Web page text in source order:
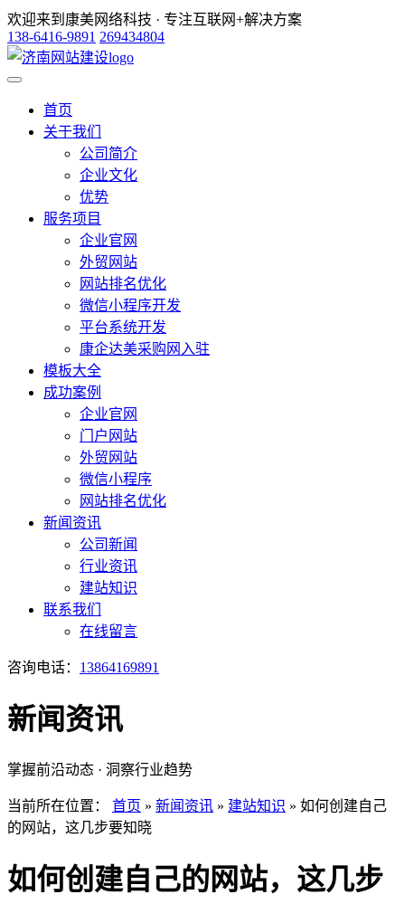
欢迎来到康美网络科技 · 专注互联网+解决方案
138-6416-9891 269434804
首页
关于我们
公司简介
企业文化
优势
服务项目
企业官网
外贸网站
网站排名优化
微信小程序开发
平台系统开发
康企达美采购网入驻
模板大全
成功案例
企业官网
门户网站
外贸网站
微信小程序
网站排名优化
新闻资讯
公司新闻
行业资讯
建站知识
联系我们
在线留言
咨询电话： 13864169891
新闻资讯
掌握前沿动态 · 洞察行业趋势
当前所在位置： 首页 » 新闻资讯 » 建站知识 » 如何创建自己
的网站，这几步要知晓
如何创建自己的网站，这几步